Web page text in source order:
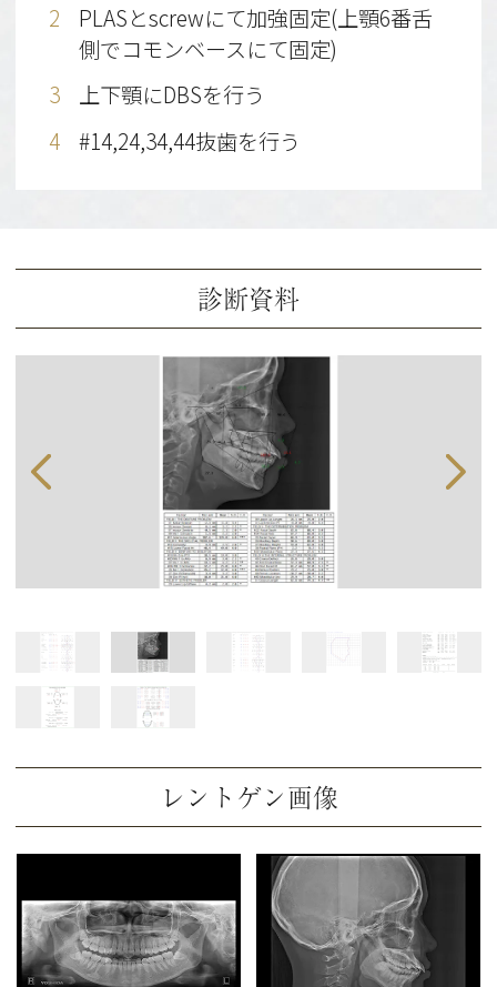
PLASとscrewにて加強固定(上顎6番舌
側でコモンベースにて固定)
上下顎にDBSを行う
#14,24,34,44抜歯を行う
診断資料
レントゲン画像